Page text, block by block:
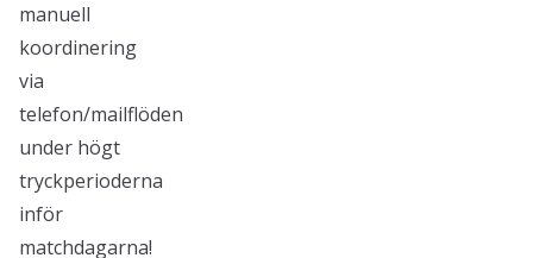
manuell
koordinering
via
telefon/mailflöden
under högt
tryckperioderna
inför
matchdagarna!